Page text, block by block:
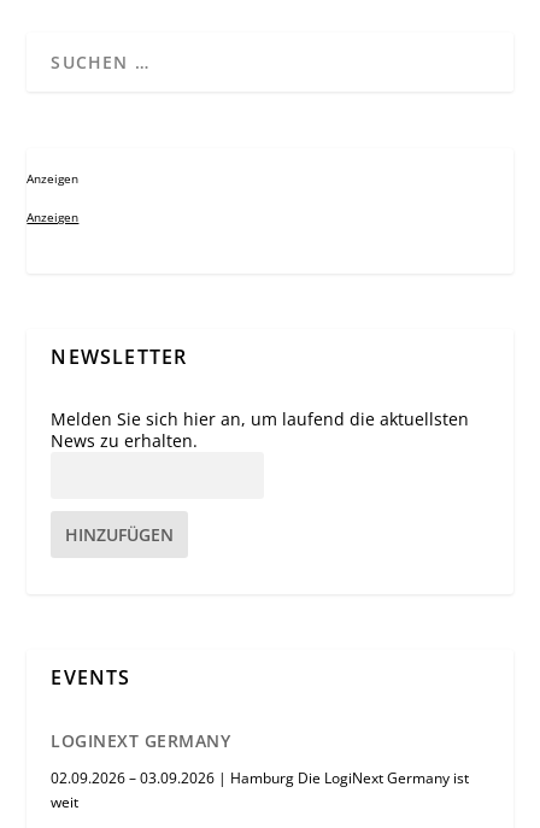
Anzeigen
Anzeigen
NEWSLETTER
Melden Sie sich hier an, um laufend die aktuellsten
News zu erhalten.
HINZUFÜGEN
EVENTS
LOGINEXT GERMANY
02.09.2026 – 03.09.2026 | Hamburg Die LogiNext Germany ist
weit